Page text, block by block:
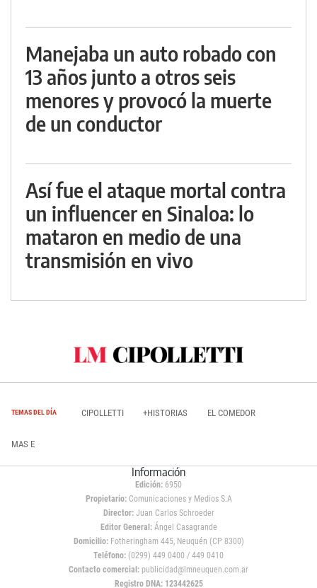
Manejaba un auto robado con
13 años junto a otros seis
menores y provocó la muerte
de un conductor
Así fue el ataque mortal contra
un influencer en Sinaloa: lo
mataron en medio de una
transmisión en vivo
TEMAS DEL DÍA CIPOLLETTI +HISTORIAS EL COMEDOR
MAS E
Información
Edición: 6950
Propietario:Comunicaciones y Medios S.A
Director: Juan Carlos Schroeder
Editor General:Ángel Casagrande
Domicilio:Fotheringham 445, Neuquén (CP 8300)
Teléfono: (0299) 449 0400 / 449 0410
Contacto comercial: publicidad@lmneuquen.com.ar
Registro DNA: 123442625